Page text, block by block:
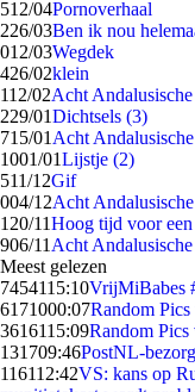
512/04Pornoverhaal
226/03Ben ik nou
012/03Wegdek
426/02klein
112/02Acht
229/01Dichtsels (3)
715/01 Acht
1001/01Lijstje (2)
511/12Gif
004/12Acht
1 20/11Hoog tijd voor
906/11 Acht
Meest gelezen
7454115:10VrijMiBabes
6171000:07Random
3616115:09Random
131709:46PostNL-
116112:42VS: kans op